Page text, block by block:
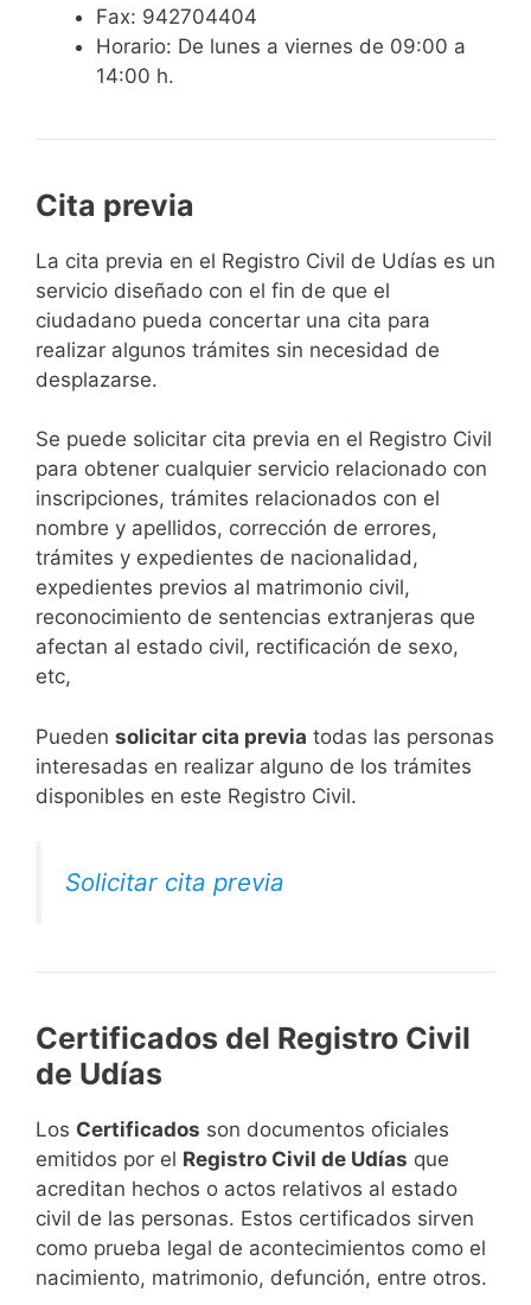
Fax: 942704404
Horario: De lunes a viernes de 09:00 a
14:00 h.
Cita previa
​​​​​​​​​​​​​​​​​​​​​​​​​​​​La cita previa en el Registro Civil de Udías es un
servicio diseñado con el fin de que el
ciudadano pueda concertar una cita para
realizar algunos trámites sin necesidad de
desplazarse.​
Se puede solicitar cita previa en el Registro Civil
para obtener cualquier servicio relacionado con
inscripciones, trámites relacionados con el
nombre y apellidos, corrección de errores,
trámites y expedientes de nacionalidad,
expedientes previos al matrimonio civil,
reconocimiento de sentencias extranjeras que
afectan al estado civil, rectificación de sexo,
etc,
​Pueden solicitar cita previa todas las personas
interesadas en realizar alguno de los trámites
disponibles en este Registro Civil.​
Solicitar cita previa
Certificados del Registro Civil
de Udías
Los Certificados son documentos oficiales
emitidos por el Registro Civil de Udías que
acreditan hechos o actos relativos al estado
civil de las personas. Estos certificados sirven
como prueba legal de acontecimientos como el
nacimiento, matrimonio, defunción, entre otros.